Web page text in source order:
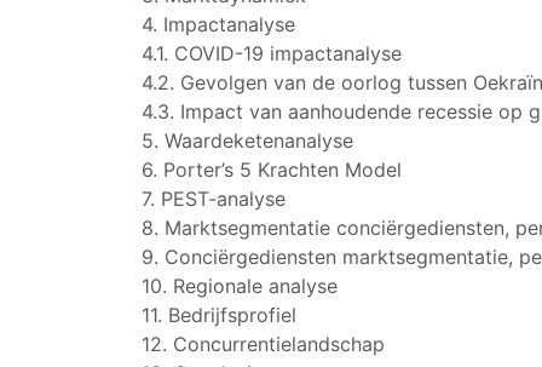
4. Impactanalyse
4.1. COVID-19 impactanalyse
4.2. Gevolgen van de oorlog tussen
4.3. Impact van aanhoudende recessie op
5. Waardeketenanalyse
6. Porter’s 5 Krachten Model
7. PEST-analyse
8. Marktsegmentatie conciërgediensten,
9. Conciërgediensten marktsegmentatie,
10. Regionale analyse
11. Bedrijfsprofiel
12. Concurrentielandschap